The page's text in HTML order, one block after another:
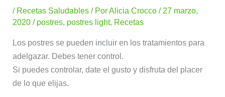
/ Recetas Saludables / PorAlicia Crocco/ 27 marzo,
2020/ postres, postres light, Recetas
Los postres se pueden incluir en los tratamientos para
adelgazar. Debes tener control.
Si puedes controlar, date el gusto y disfruta del placer
de lo que elijas.